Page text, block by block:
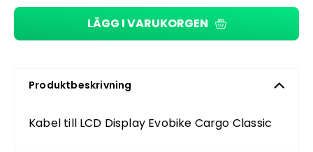
LÄGG I VARUKORGEN
Produktbeskrivning
Kabel till LCD Display Evobike Cargo Classic